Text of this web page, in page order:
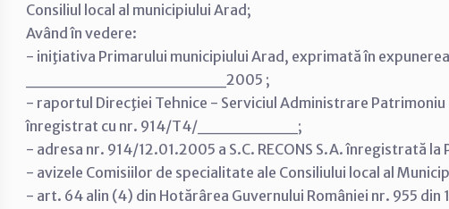
Consiliul local al municipiului Arad;
Având în vedere:
- iniţiativa Primarului municipiului Arad, exprimată în
________________2005 ;
- raportul Direcţiei Tehnice - Serviciul Administrare
înregistrat cu nr. 914/T4/________;
- adresa nr. 914/12.01.2005 a S.C. RECONS S.A. înregistrată
- avizele Comisiilor de specialitate ale Consiliului local al
- art. 64 alin (4) din Hotărârea Guvernului României nr. 955